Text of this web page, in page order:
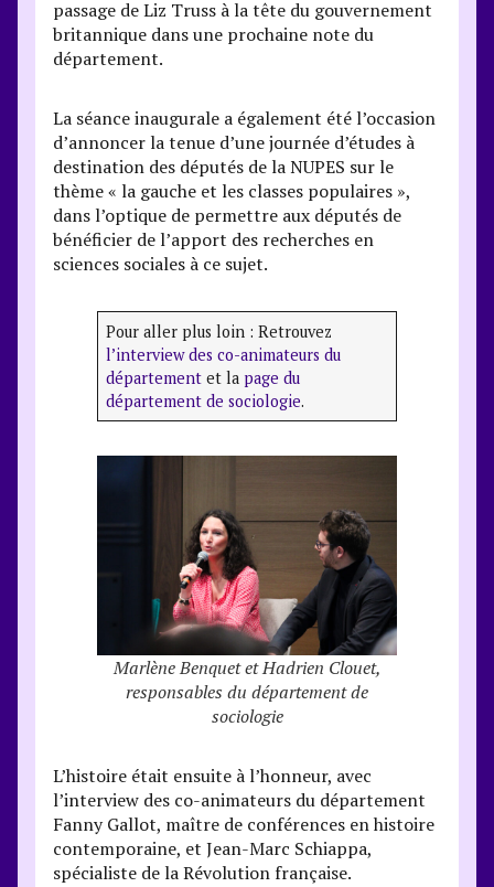
passage de Liz Truss à la tête du gouvernement
britannique dans une prochaine note du
département.
La séance inaugurale a également été l’occasion
d’annoncer la tenue d’une journée d’études à
destination des députés de la NUPES sur le
thème « la gauche et les classes populaires »,
dans l’optique de permettre aux députés de
bénéficier de l’apport des recherches en
sciences sociales à ce sujet.
Pour aller plus loin : Retrouvez
l’interview des co-animateurs du
département et la page du
département de sociologie.
Marlène Benquet et Hadrien Clouet,
responsables du département de
sociologie
L’histoire était ensuite à l’honneur, avec
l’interview des co-animateurs du département
Fanny Gallot, maître de conférences en histoire
contemporaine, et Jean-Marc Schiappa,
spécialiste de la Révolution française.